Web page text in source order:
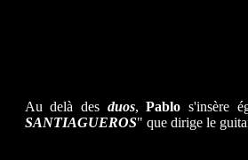
Au delà des duos,Pablo s'insère
SANTIAGUEROS" que dirige le